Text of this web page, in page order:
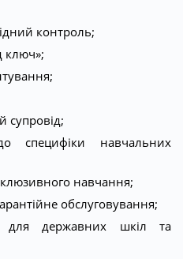
контроль;
ключ»;
супровід;
специфіки навчальних
навчання;
обслуговування;
для державних шкіл та